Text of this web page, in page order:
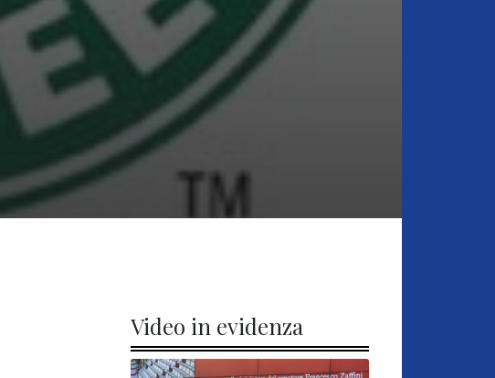
Video in evidenza